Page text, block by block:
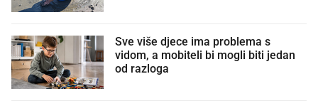
Sve više djece ima problema s
vidom, a mobiteli bi mogli biti jedan
od razloga